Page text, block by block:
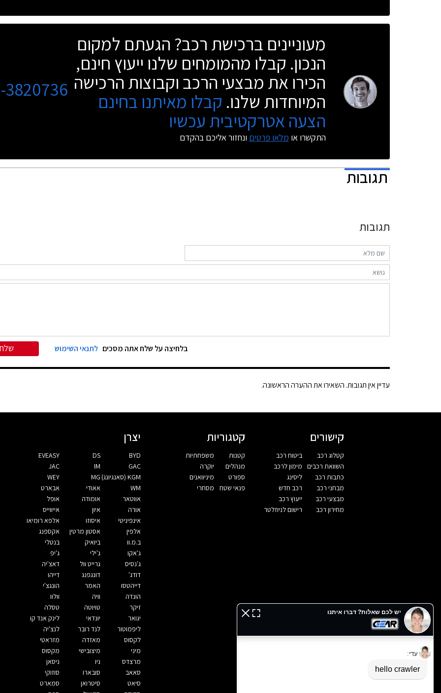
מעוניינים ברכישת רכב? הגעתם למקום
הנכון. קבלו מהמומחים שלנו ייעוץ חינם,
הכירו את מבצעי הרכב וקבוצות הרכישה
המיוחדות שלנו. קבלו מאיתנו בחינם
הצעה אטרקטיבית עכשיו
התקשרו או מלאו פרטים ונחזור אליכם בהקדם
3820736
תגובות
תגובות
בלחיצה על שלח אתה מסכים לתנאי השימוש
עדיין אין תגובות. השאירו את ההערה הראשונה.
קישורים
קטלוג רכב
השוואת רכבים
כתבות רכב
מבחני רכב
מבצעי רכב
מחירון רכב
ביטוח רכב
מימון לרכב
ליסינג
רכב חדש
ייעוץ רכב
רישום לניוזלטר
קטגוריות
קטנות
מנהלים
ספורט
פנאי שטח
משפחתיות
יוקרה
מיניוואנים
מסחרי
יצרן
BYD
DS
EVEASY
GAC
IM
JAC
KGM (סאנגיונג)
MG
WEY
WM
אאודי
אבארט
אווטאר
אומודה
אופל
אורה
איון
אייווייס
אינפיניטי
איסוזו
אלפא רומיאו
אלפין
אסטון מרטין
אקספנג
ב.מ.וו
ביואיק
בנטלי
ג'אקו
ג'ילי
ג'יפ
ג'נסיס
גרייט וול
דאצ'יה
דודג'
דונגפנג
דייהו
דייהטסו
האמר
הונגצ'י
הונדה
וויה
וולוו
זיקר
טויוטה
טסלה
יגואר
יונדאי
לינק אנד קו
ליפמוטור
לנד רובר
לנצ'יה
לקסוס
מאזדה
מזראטי
מיני
מיצובישי
מקסוס
מרצדס
ניו
ניסאן
סאאב
סובארו
סוזוקי
סיאט
סיטרואן
סמארט